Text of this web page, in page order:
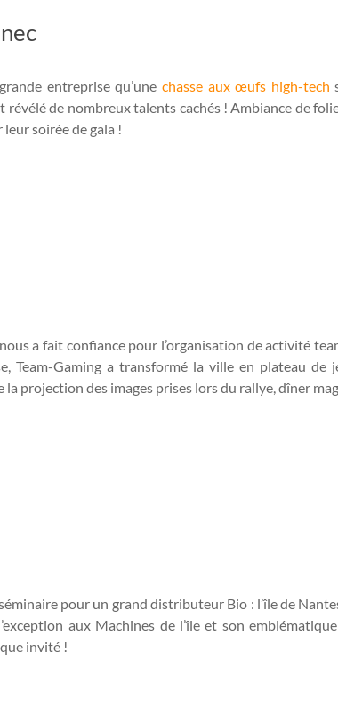
entreprise qu’une chasse aux œufs high-tech
révélé de nombreux talents cachés ! Ambiance de
soirée de gala !
a fait confiance pour l’organisation de activité
Team-Gaming a transformé la ville en plateau de
projection des images prises lors du rallye, dîner
pour un grand distributeur Bio : l’île de
aux Machines de l’île et son
invité !